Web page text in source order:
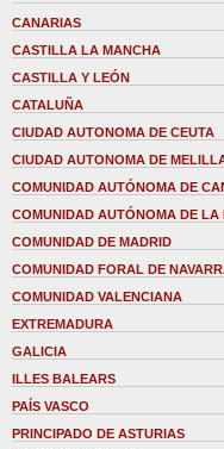
CANARIAS
CASTILLA LA MANCHA
CASTILLA Y LEÓN
CATALUÑA
CIUDAD AUTONOMA DE CEUTA
CIUDAD AUTONOMA DE
COMUNIDAD AUTÓNOMA DE
COMUNIDAD AUTÓNOMA DE LA
COMUNIDAD DE MADRID
COMUNIDAD FORAL DE
COMUNIDAD VALENCIANA
EXTREMADURA
GALICIA
ILLES BALEARS
PAÍS VASCO
PRINCIPADO DE ASTURIAS